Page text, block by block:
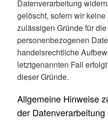
Datenverarbeitung
gelöscht, sofern wir
zulässigen Gründe für
personenbezogenen
handelsrechtliche
letztgenannten Fall
dieser Gründe.
Allgemeine Hinweise
der